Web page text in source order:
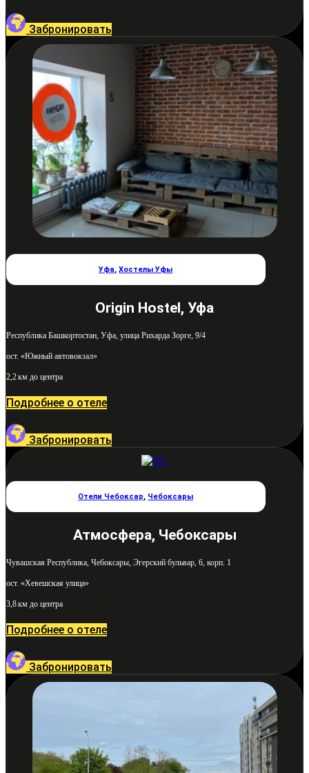
Забронировать
Уфа,Хостелы Уфы
Origin Hostel, Уфа
Республика Башкортостан, Уфа, улица Рихарда Зорге, 9/4
ост. «Южный автовокзал»
2,2 км до центра
Подробнее о отеле
Забронировать
Отели Чебоксар, Чебоксары
Атмосфера, Чебоксары
Чувашская Республика, Чебоксары, Эгерский бульвар, 6, корп. 1
ост. «Хевешская улица»
3,8 км до центра
Подробнее о отеле
Забронировать